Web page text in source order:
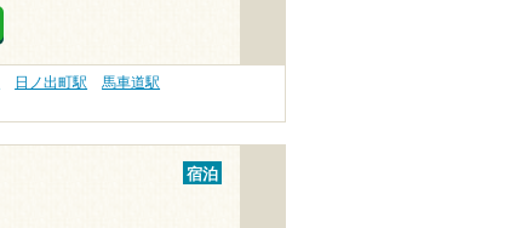
日ノ出町駅
馬車道駅
宿泊